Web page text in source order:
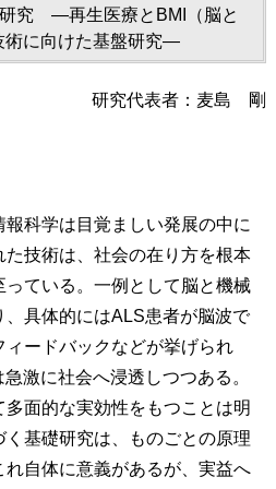
究 ―再生医療とBMI（脳と
術に向けた基盤研究―
研究代表者：麦島 剛
科学は目覚ましい発展の中に
技術は、社会の在り方を根本
ている。一例として脳と機械
、具体的にはALS患者が脳波で
ードバックなどが挙げられ
激に社会へ浸透しつつある。
面的な実効性をもつことは明
基礎研究は、ものごとの原理
自体に意義があるが、実益へ